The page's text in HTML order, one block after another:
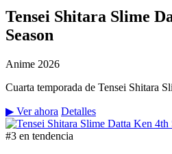
Tensei Shitara Slime
Season
Anime 2026
Cuarta temporada de Tensei Shitara
▶ Ver ahora Detalles
#3 en tendencia